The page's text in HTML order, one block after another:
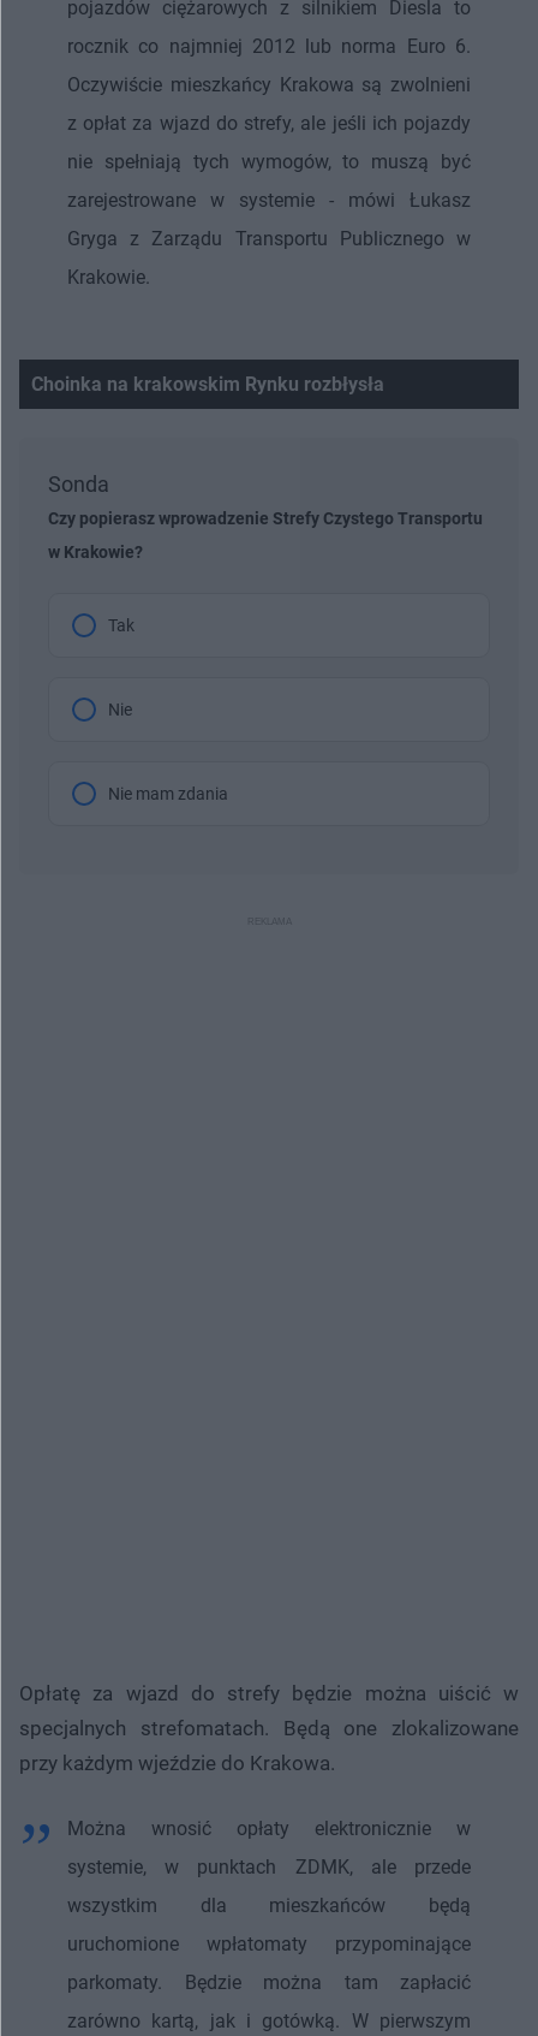
pojazdów ciężarowych z silnikiem Diesla to
rocznik co najmniej 2012 lub norma Euro 6.
Oczywiście mieszkańcy Krakowa są zwolnieni
z opłat za wjazd do strefy, ale jeśli ich pojazdy
nie spełniają tych wymogów, to muszą być
zarejestrowane w systemie - mówi Łukasz
Gryga z Zarządu Transportu Publicznego w
Krakowie.
Choinka na krakowskim Rynku rozbłysła
Sonda
Czy popierasz wprowadzenie Strefy Czystego Transportu
w Krakowie?
Tak
Nie
Nie mam zdania
Opłatę za wjazd do strefy będzie można uiścić w
specjalnych strefomatach. Będą one zlokalizowane
przy każdym wjeździe do Krakowa.
Można wnosić opłaty elektronicznie w
systemie, w punktach ZDMK, ale przede
wszystkim dla mieszkańców będą
uruchomione wpłatomaty przypominające
parkomaty. Będzie można tam zapłacić
zarówno kartą, jak i gotówką. W pierwszym